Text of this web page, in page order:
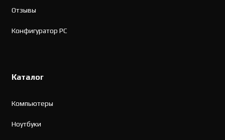
Отзывы
Конфигуратор PC
Каталог
Компьютеры
Ноутбуки